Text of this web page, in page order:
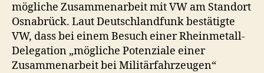
mögliche Zusammenarbeit mit VW am Standort
Osnabrück. Laut Deutschlandfunk bestätigte
VW, dass bei einem Besuch einer Rheinmetall-
Delegation „mögliche Potenziale einer
Zusammenarbeit bei Militärfahrzeugen“